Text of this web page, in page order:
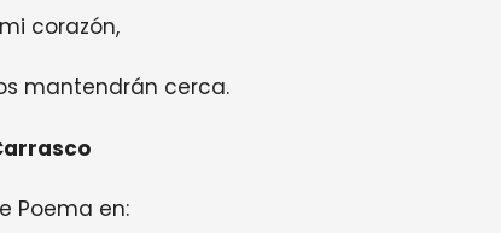
corazón,
mantendrán cerca.
Poema en: